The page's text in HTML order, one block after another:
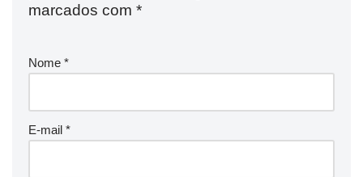
marcados com *
Nome *
E-mail *